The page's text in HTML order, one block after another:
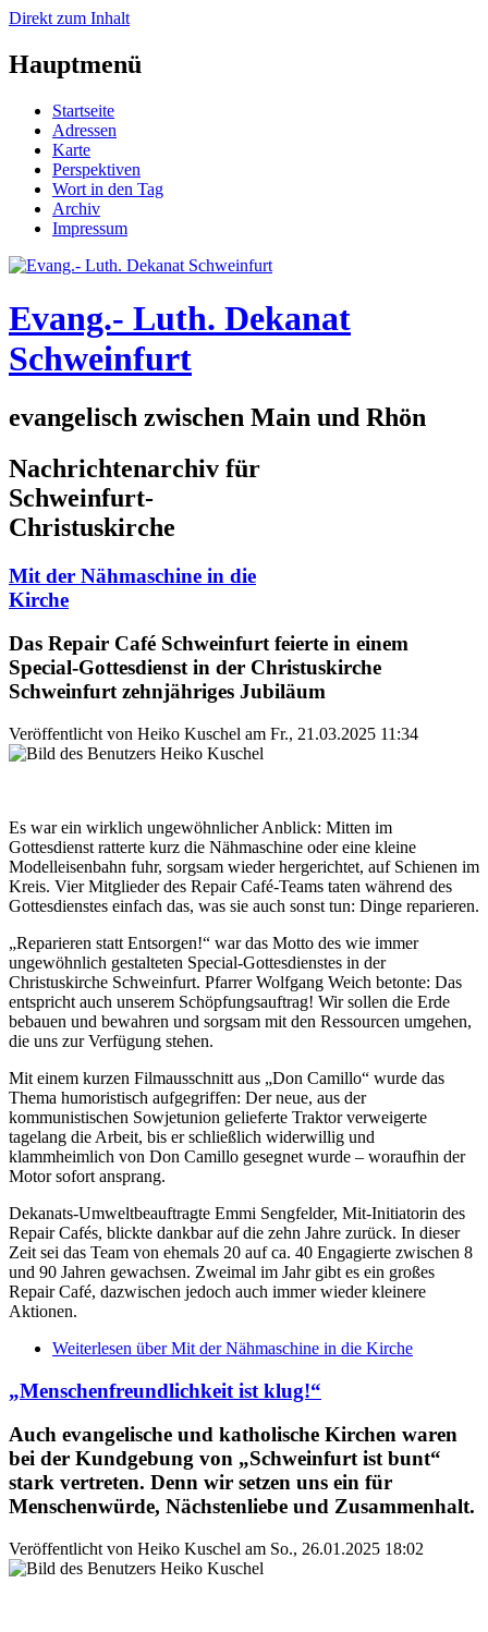
Direkt zum Inhalt
Hauptmenü
Startseite
Adressen
Karte
Perspektiven
Wort in den Tag
Archiv
Impressum
Evang.- Luth. Dekanat
Schweinfurt
evangelisch zwischen Main und Rhön
Nachrichtenarchiv für
Schweinfurt-
Christuskirche
Mit der Nähmaschine in die
Kirche
Das Repair Café Schweinfurt feierte in einem
Special-Gottesdienst in der Christuskirche
Schweinfurt zehnjähriges Jubiläum
Veröffentlicht von Heiko Kuschel am Fr., 21.03.2025 11:34
Es war ein wirklich ungewöhnlicher Anblick: Mitten im
Gottesdienst ratterte kurz die Nähmaschine oder eine kleine
Modelleisenbahn fuhr, sorgsam wieder hergerichtet, auf Schienen im
Kreis. Vier Mitglieder des Repair Café-Teams taten während des
Gottesdienstes einfach das, was sie auch sonst tun: Dinge reparieren.
„Reparieren statt Entsorgen!“ war das Motto des wie immer
ungewöhnlich gestalteten Special-Gottesdienstes in der
Christuskirche Schweinfurt. Pfarrer Wolfgang Weich betonte: Das
entspricht auch unserem Schöpfungsauftrag! Wir sollen die Erde
bebauen und bewahren und sorgsam mit den Ressourcen umgehen,
die uns zur Verfügung stehen.
Mit einem kurzen Filmausschnitt aus „Don Camillo“ wurde das
Thema humoristisch aufgegriffen: Der neue, aus der
kommunistischen Sowjetunion gelieferte Traktor verweigerte
tagelang die Arbeit, bis er schließlich widerwillig und
klammheimlich von Don Camillo gesegnet wurde – woraufhin der
Motor sofort ansprang.
Dekanats-Umweltbeauftragte Emmi Sengfelder, Mit-Initiatorin des
Repair Cafés, blickte dankbar auf die zehn Jahre zurück. In dieser
Zeit sei das Team von ehemals 20 auf ca. 40 Engagierte zwischen 8
und 90 Jahren gewachsen. Zweimal im Jahr gibt es ein großes
Repair Café, dazwischen jedoch auch immer wieder kleinere
Aktionen.
Weiterlesen über Mit der Nähmaschine in die Kirche
„Menschenfreundlichkeit ist klug!“
Auch evangelische und katholische Kirchen waren
bei der Kundgebung von „Schweinfurt ist bunt“
stark vertreten. Denn wir setzen uns ein für
Menschenwürde, Nächstenliebe und Zusammenhalt.
Veröffentlicht von Heiko Kuschel am So., 26.01.2025 18:02